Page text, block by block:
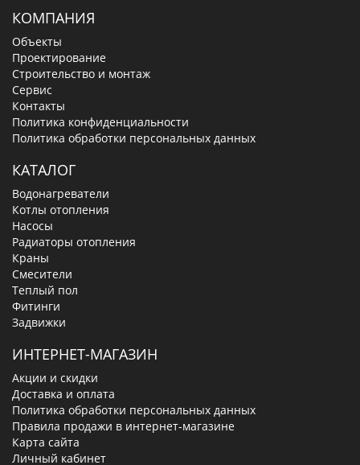
КОМПАНИЯ
Объекты
Проектирование
Строительство и монтаж
Сервис
Контакты
Политика конфиденциальности
Политика обработки персональных данных
КАТАЛОГ
Водонагреватели
Котлы отопления
Насосы
Радиаторы отопления
Краны
Смесители
Теплый пол
Фитинги
Задвижки
ИНТЕРНЕТ-МАГАЗИН
Акции и скидки
Доставка и оплата
Политика обработки персональных данных
Правила продажи в интернет-магазине
Карта сайта
Личный кабинет